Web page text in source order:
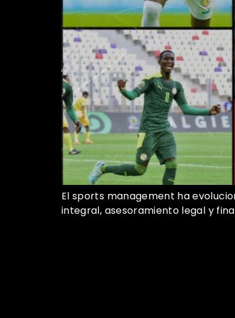
El sports management ha
integral, asesoramiento legal y